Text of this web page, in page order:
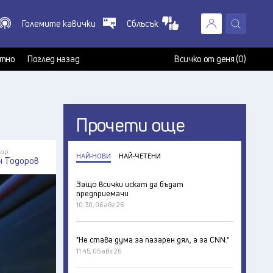
X
Големите кавички Сблъсък
Поглед назад Всичко от деня (0)
Тодоров
Прочети още
НАЙ-НОВИ НАЙ-ЧЕТЕНИ
Защо всички искат да бъдат
предприемачи
10:30, 06 авг 26
"Не става дума за пазарен дял, а за CNN."
11:45, 05 авг 26